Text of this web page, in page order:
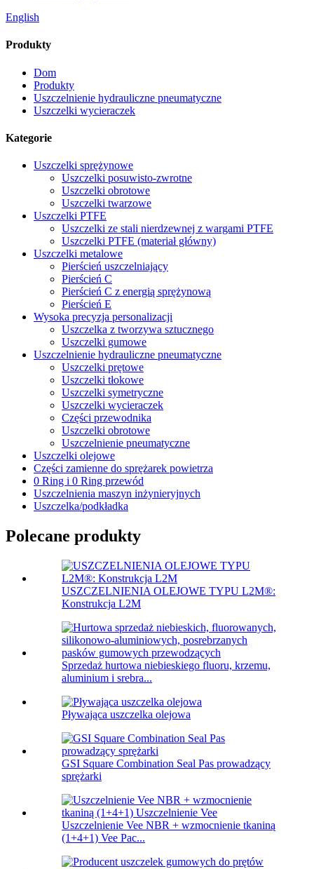
English
Produkty
Dom
Produkty
Uszczelnienie hydrauliczne pneumatyczne
Uszczelki wycieraczek
Kategorie
Uszczelki sprężynowe
Uszczelki posuwisto-zwrotne
Uszczelki obrotowe
Uszczelki twarzowe
Uszczelki PTFE
Uszczelki ze stali nierdzewnej z wargami PTFE
Uszczelki PTFE (materiał główny)
Uszczelki metalowe
Pierścień uszczelniający
Pierścień C
Pierścień C z energią sprężynową
Pierścień E
Wysoka precyzja personalizacji
Uszczelka z tworzywa sztucznego
Uszczelki gumowe
Uszczelnienie hydrauliczne pneumatyczne
Uszczelki prętowe
Uszczelki tłokowe
Uszczelki symetryczne
Uszczelki wycieraczek
Części przewodnika
Uszczelki obrotowe
Uszczelnienie pneumatyczne
Uszczelki olejowe
Części zamienne do sprężarek powietrza
0 Ring i 0 Ring przewód
Uszczelnienia maszyn inżynieryjnych
Uszczelka/podkładka
Polecane produkty
USZCZELNIENIA OLEJOWE TYPU L2M®:
Konstrukcja L2M
Sprzedaż hurtowa niebieskiego fluoru, krzemu,
aluminium i srebra...
Pływająca uszczelka olejowa
GSI Square Combination Seal Pas prowadzący
sprężarki
Uszczelnienie Vee NBR + wzmocnienie tkaniną
(1+4+1) Vee Pac...